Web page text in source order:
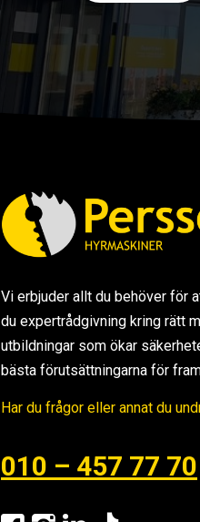
Vi erbjuder allt du behöver för
du expertrådgivning kring rätt
utbildningar som ökar
bästa förutsättningarna för
Har du frågor eller annat du
010 – 457 77 70